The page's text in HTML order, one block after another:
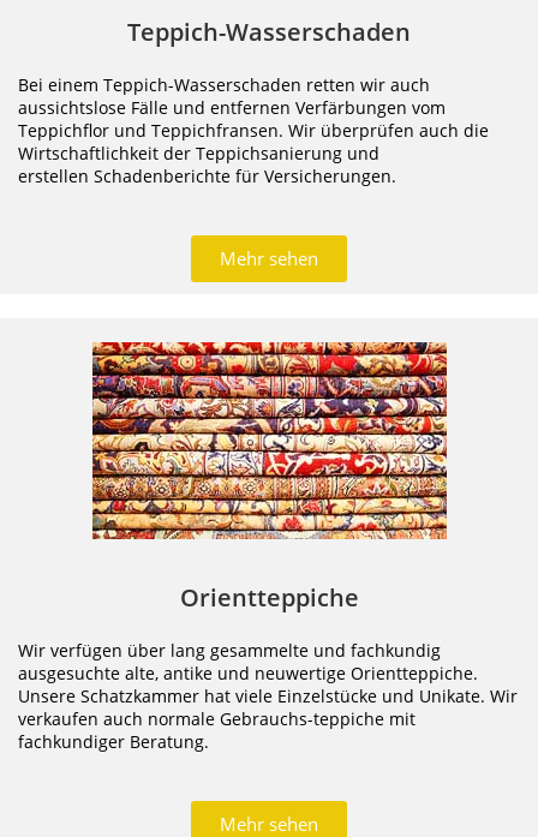
Teppich-Wasserschaden
Bei einem Teppich-Wasserschaden retten wir auch
aussichtslose Fälle und entfernen Verfärbungen vom
Teppichflor und Teppichfransen. Wir überprüfen auch die
Wirtschaftlichkeit der Teppichsanierung und
erstellen Schadenberichte für Versicherungen.
Mehr sehen
Orientteppiche
Wir verfügen über lang gesammelte und fachkundig
ausgesuchte alte, antike und neuwertige Orientteppiche.
Unsere Schatzkammer hat viele Einzelstücke und Unikate. Wir
verkaufen auch normale Gebrauchs-teppiche mit
fachkundiger Beratung.
Mehr sehen